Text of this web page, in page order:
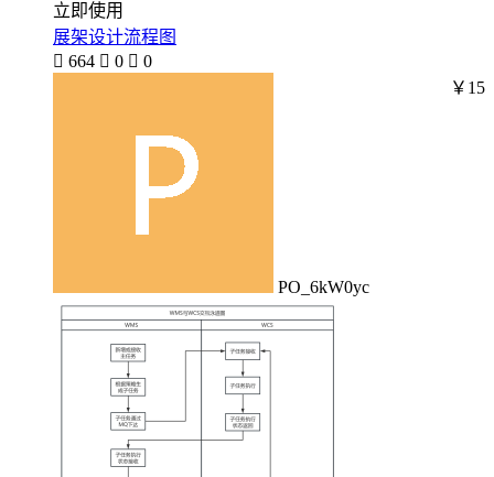
立即使用
展架设计流程图
 664  0  0
PO_6kW0yc
￥15